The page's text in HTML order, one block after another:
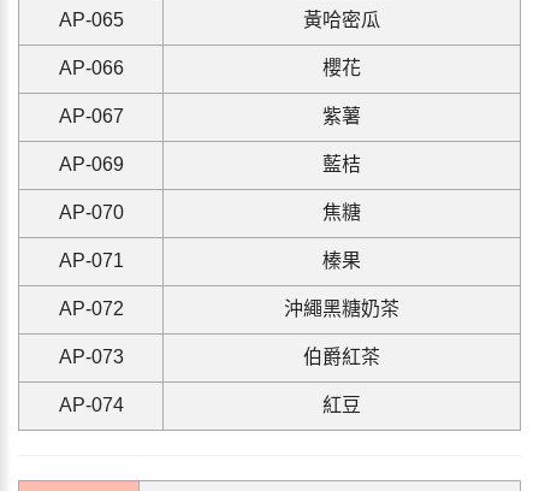
AP-065 黃哈密瓜
AP-066 櫻花
AP-067 紫薯
AP-069 藍桔
AP-070 焦糖
AP-071 榛果
AP-072 沖繩黑糖奶茶
AP-073 伯爵紅茶
AP-074 紅豆